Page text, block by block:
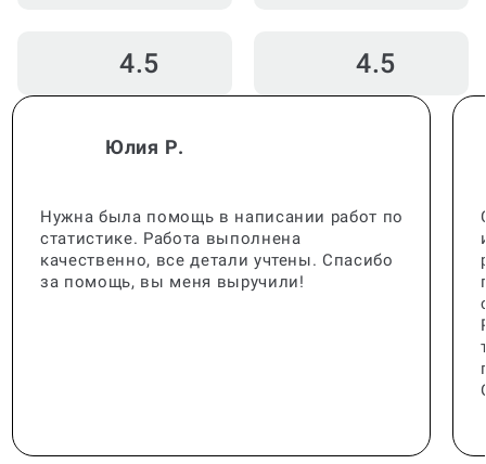
4.5 4.5
Юлия Р.
Нужна была помощь в написании работ по
статистике. Работа выполнена
качественно, все детали учтены. Спасибо
за помощь, вы меня выручили!